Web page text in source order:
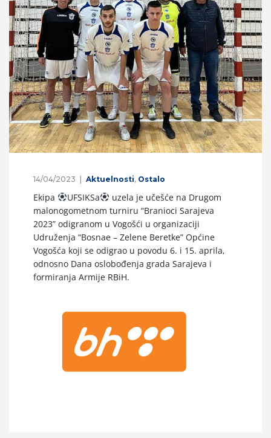
14/04/2023 Aktuelnosti, Ostalo
Ekipa UFSIKSa
uzela je učešće na Drugom
malonogometnom turniru “Branioci Sarajeva
2023” odigranom u Vogošći u organizaciji
Udruženja “Bosnae – Zelene Beretke” Općine
Vogošća koji se odigrao u povodu 6. i 15. aprila,
odnosno Dana oslobođenja grada Sarajeva i
formiranja Armije RBiH.